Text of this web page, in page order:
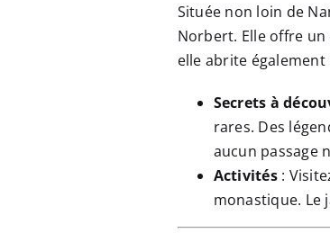
Située non loin de
Norbert. Elle offre
elle abrite également
Secrets à
rares. Des
aucun passage
Activités:
monastique. Le